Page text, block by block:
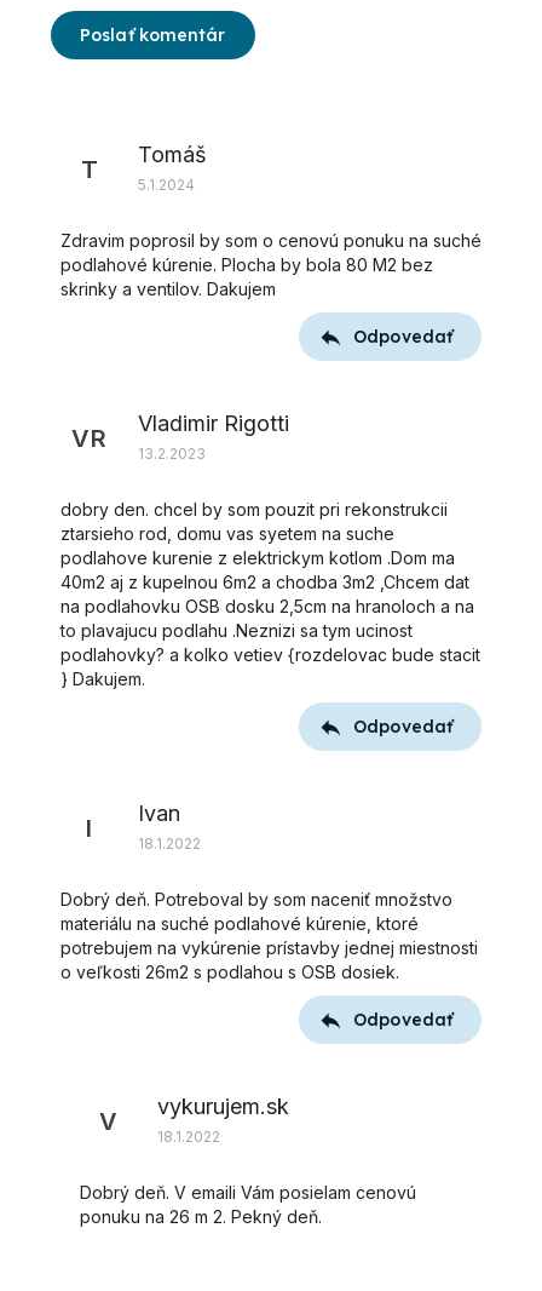
Poslať komentár
T
Tomáš
5.1.2024
Zdravim poprosil by som o cenovú ponuku na suché
podlahové kúrenie. Plocha by bola 80 M2 bez
skrinky a ventilov. Dakujem
Odpovedať
VR
Vladimir Rigotti
13.2.2023
dobry den. chcel by som pouzit pri rekonstrukcii
ztarsieho rod, domu vas syetem na suche
podlahove kurenie z elektrickym kotlom .Dom ma
40m2 aj z kupelnou 6m2 a chodba 3m2 ,Chcem dat
na podlahovku OSB dosku 2,5cm na hranoloch a na
to plavajucu podlahu .Neznizi sa tym ucinost
podlahovky? a kolko vetiev {rozdelovac bude stacit
} Dakujem.
Odpovedať
I
Ivan
18.1.2022
Dobrý deň. Potreboval by som naceniť množstvo
materiálu na suché podlahové kúrenie, ktoré
potrebujem na vykúrenie prístavby jednej miestnosti
o veľkosti 26m2 s podlahou s OSB dosiek.
Odpovedať
V
vykurujem.sk
18.1.2022
Dobrý deň. V emaili Vám posielam cenovú
ponuku na 26 m 2. Pekný deň.